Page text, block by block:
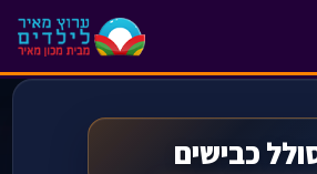
כבישים